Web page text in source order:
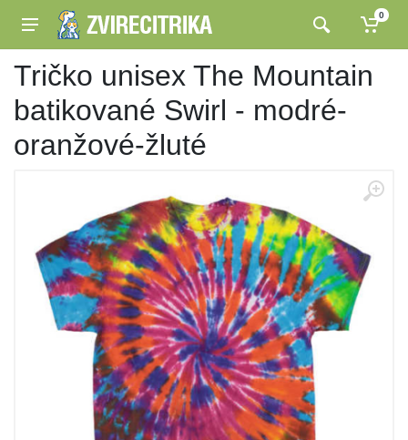
0
Tričko unisex The Mountain
batikované Swirl - modré-
oranžové-žluté